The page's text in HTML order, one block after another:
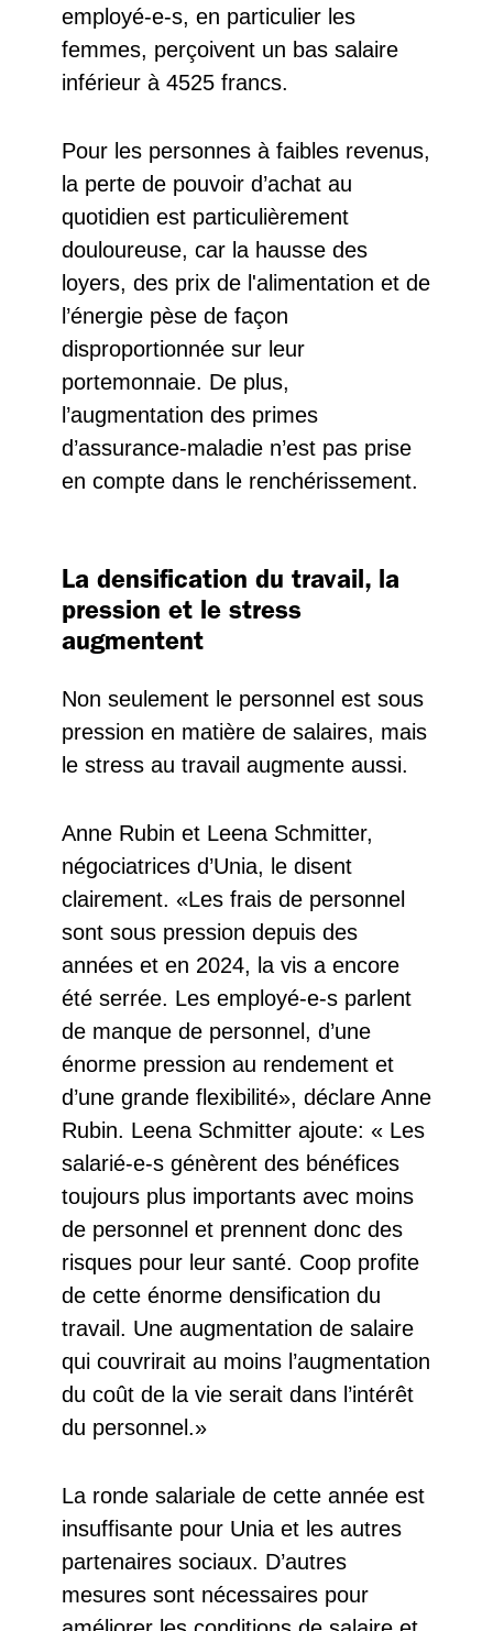
employé-e-s, en particulier les
femmes, perçoivent un bas salaire
inférieur à 4525 francs.
Pour les personnes à faibles revenus,
la perte de pouvoir d’achat au
quotidien est particulièrement
douloureuse, car la hausse des
loyers, des prix de l'alimentation et de
l’énergie pèse de façon
disproportionnée sur leur
portemonnaie. De plus,
l’augmentation des primes
d’assurance-maladie n’est pas prise
en compte dans le renchérissement.
La densification du travail, la
pression et le stress
augmentent
Non seulement le personnel est sous
pression en matière de salaires, mais
le stress au travail augmente aussi.
Anne Rubin et Leena Schmitter,
négociatrices d’Unia, le disent
clairement. «Les frais de personnel
sont sous pression depuis des
années et en 2024, la vis a encore
été serrée. Les employé-e-s parlent
de manque de personnel, d’une
énorme pression au rendement et
d’une grande flexibilité», déclare Anne
Rubin. Leena Schmitter ajoute: « Les
salarié-e-s génèrent des bénéfices
toujours plus importants avec moins
de personnel et prennent donc des
risques pour leur santé. Coop profite
de cette énorme densification du
travail. Une augmentation de salaire
qui couvrirait au moins l’augmentation
du coût de la vie serait dans l’intérêt
du personnel.»
La ronde salariale de cette année est
insuffisante pour Unia et les autres
partenaires sociaux. D’autres
mesures sont nécessaires pour